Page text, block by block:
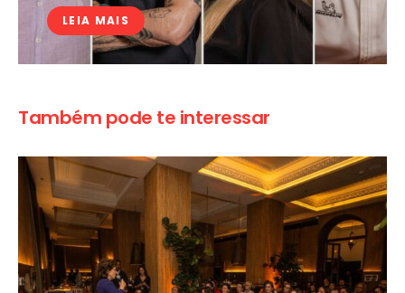
LEIA MAIS
Também pode te interessar